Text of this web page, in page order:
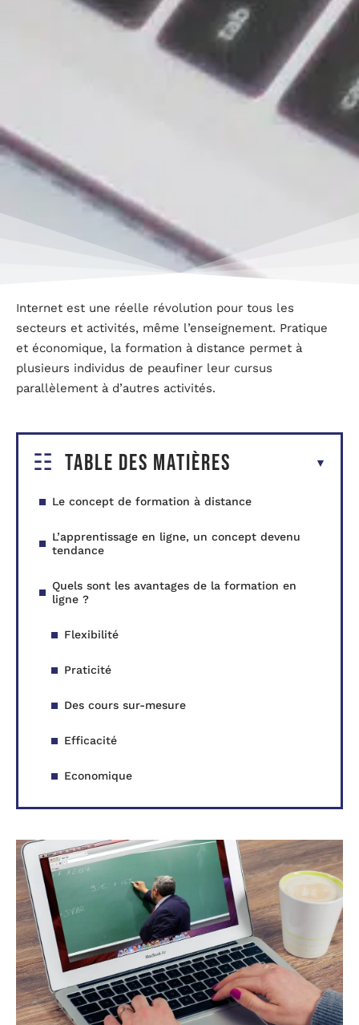
Internet est une réelle révolution pour tous les
secteurs et activités, même l’enseignement. Pratique
et économique, la formation à distance permet à
plusieurs individus de peaufiner leur cursus
parallèlement à d’autres activités.
Table des matières
Le concept de formation à distance
L’apprentissage en ligne, un concept devenu
tendance
Quels sont les avantages de la formation en
ligne ?
Flexibilité
Praticité
Des cours sur-mesure
Efficacité
Economique